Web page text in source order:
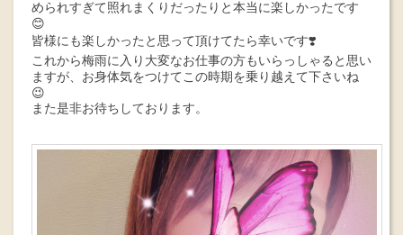
められすぎて照れまくりだったりと本当に楽しかったです
😊
皆様にも楽しかったと思って頂けてたら幸いです❣️
これから梅雨に入り大変なお仕事の方もいらっしゃると思い
ますが、お身体気をつけてこの時期を乗り越えて下さいね
😉
また是非お待ちしております。